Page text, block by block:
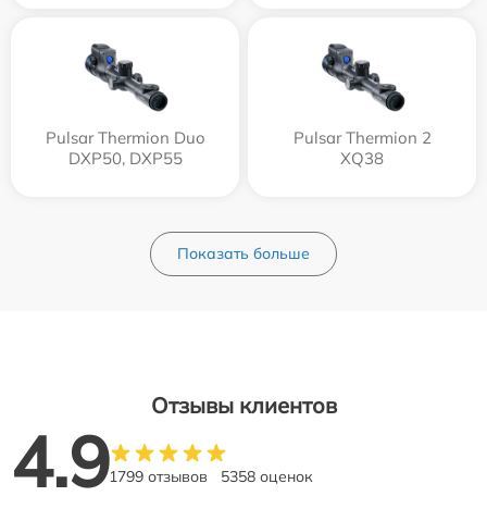
Pulsar Thermion Duo
DXP50, DXP55
Pulsar Thermion 2
XQ38
Показать больше
Отзывы клиентов
4.91799 отзывов 5358 оценок